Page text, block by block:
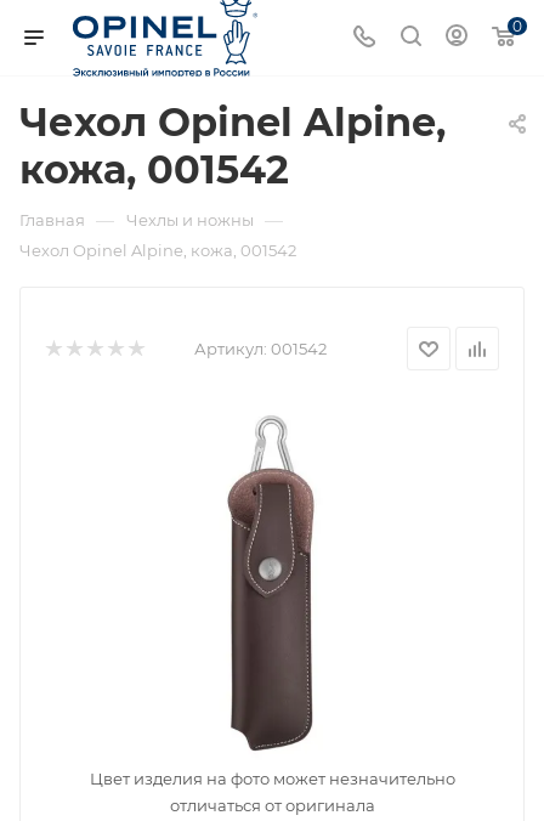
0
Чехол Opinel Alpine,
кожа, 001542
Главная — Чехлы и ножны —
Чехол Opinel Alpine, кожа, 001542
Артикул: 001542
Цвет изделия на фото может незначительно
отличаться от оригинала